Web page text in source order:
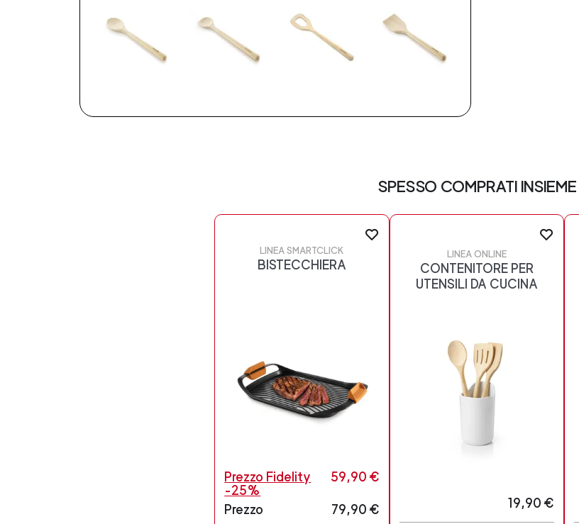
SPESSO COMPRATI INSIEME
LINEA SMARTCLICK
BISTECCHIERA
Prezzo Fidelity
-25%
59,90 €
Prezzo 79,90 €
LINEA ONLINE
CONTENITORE PER
UTENSILI DA CUCINA
19,90 €